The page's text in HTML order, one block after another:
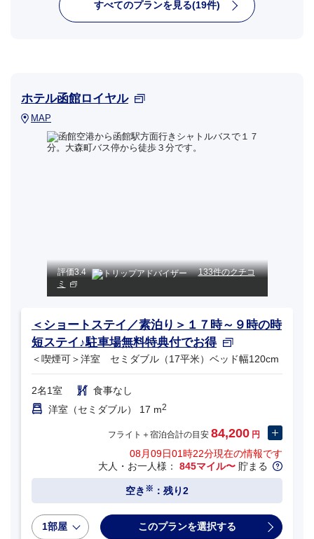
すべてのプランを見る(19件)
ホテル函館ロイヤル
MAP
評価3.4
133件のクチコ
ミ
＜ショートステイ／素泊り＞１７時～９時の時
短ステイ♪駐車場無料特典付でお得
＜喫煙可＞洋室 セミダブル（17平米）ベッド幅120cm
2名1室
食事なし
洋室（セミダブル） 17 m2
フライト＋宿泊合計の目安 84,200 円
08月09日01時22分現在の情報です
大人・お一人様： 845マイル〜 貯まる
空き ※ ：残り2
1部屋